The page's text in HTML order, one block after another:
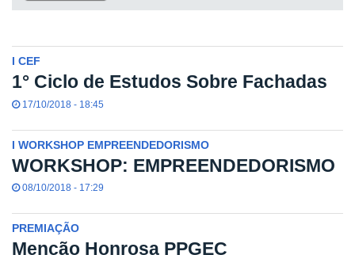
I CEF
1° Ciclo de Estudos Sobre Fachadas
17/10/2018 - 18:45
I WORKSHOP EMPREENDEDORISMO
WORKSHOP: EMPREENDEDORISMO
08/10/2018 - 17:29
PREMIAÇÃO
Menção Honrosa PPGEC